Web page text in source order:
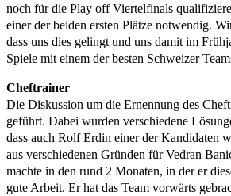
noch für die Play off Viertelfinals
einer der beiden ersten Plätze notwendig.
dass uns dies gelingt und uns damit im
Spiele mit einem der besten Schweizer
Cheftrainer
Die Diskussion um die Ernennung des
geführt. Dabei wurden verschiedene
dass auch Rolf Erdin einer der Kandidaten
aus verschiedenen Gründen für Vedran
machte in den rund 2 Monaten, in der er
gute Arbeit. Er hat das Team vorwärts